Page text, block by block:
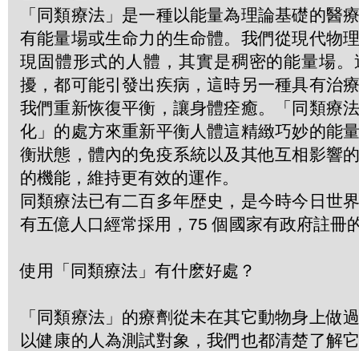
「同類療法」是一種以能量為理論基礎的醫
有能量場或生命力的生命體。我們從現代物
現固體形式的人體，其實是稠密的能量場
擾，都可能引發出疾病，這時另一種具有治
我們重新恢復平衡，讓身體痊癒。「同類療
化」的處方來重新平衡人體這精緻巧妙的能
衡狀態，體內的免疫系統以及其他互相影響
的機能，維持更有效的運作。
同類療法已有二百多年歴史，是今時今日世
有五億人口經常採用，75 個國家有政府註冊
使用「同類療法」有什麽好處？
「同類療法」的療劑從未在其它動物身上做
以健康的人為測試對象，我們也都清楚了解